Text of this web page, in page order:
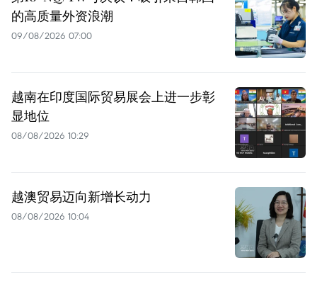
的高质量外资浪潮
09/08/2026 07:00
越南在印度国际贸易展会上进一步彰
显地位
08/08/2026 10:29
越澳贸易迈向新增长动力
08/08/2026 10:04